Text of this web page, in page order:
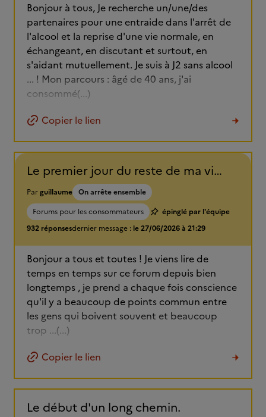
Bonjour à tous, Je recherche un/une/des
partenaires pour une entraide dans l'arrêt de
l'alcool et la reprise d'une vie normale, en
échangeant, en discutant et surtout, en
s'aidant mutuellement. Je suis à J2 sans alcool
... ! Mon parcours : âgé de 40 ans, j'ai
consommé(...)
Copier le lien
Le premier jour du reste de ma vie ?
Parguillaume On arrête ensemble
Forums pour les consommateurs
épinglé par l'équipe
932 réponsesdernier message : le 27/06/2026 à 21:29
Bonjour a tous et toutes ! Je viens lire de
temps en temps sur ce forum depuis bien
longtemps , je prend a chaque fois conscience
qu'il y a beaucoup de points commun entre
les gens qui boivent souvent et beaucoup
trop ...(...)
Copier le lien
Le début d'un long chemin.